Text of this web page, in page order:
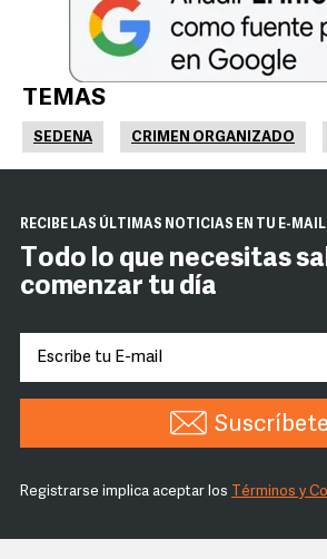
TEMAS
SEDENA CRIMEN ORGANIZADO
RECIBE LAS ÚLTIMAS NOTICIAS EN TU E-MAIL
Todo lo que necesitas
comenzar tu día
Suscríbete
Registrarse implica aceptar los Términos y